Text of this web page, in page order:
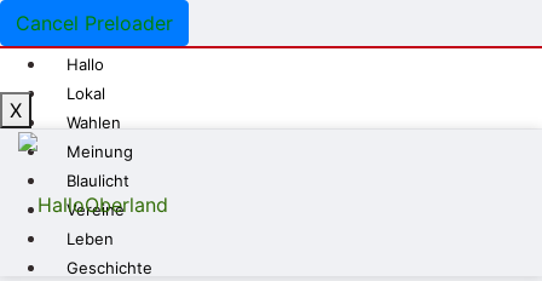
Cancel Preloader
Hallo
Lokal
Wahlen
Meinung
Blaulicht
Vereine
Leben
Geschichte
X